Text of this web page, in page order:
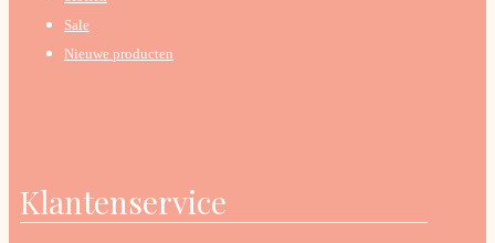
Sale
Nieuwe producten
Klantenservice